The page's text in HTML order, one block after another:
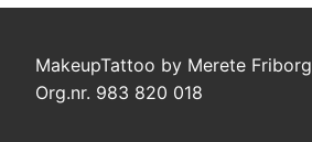
MakeupTattoo by Merete Friborg
Org.nr. 983 820 018